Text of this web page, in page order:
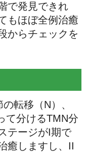
で発見できれ
もほぼ全例治癒
からチェックを
転移（N）、
て分けるTMN分
テージがI期で
癒しますし、II